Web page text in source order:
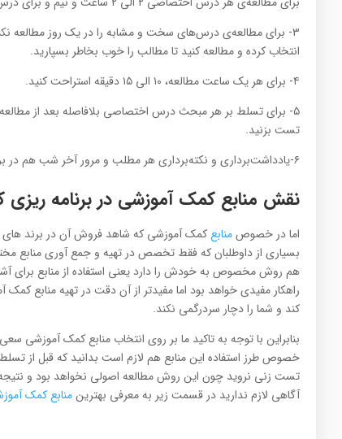
۳- برای مطالعه‌ی درس‌های سخت و مشابه را در یک روز مطالعه
انتخاب کرده و مطالعه کنید تا مطالب را خوب بخاطر بسپارید.
۴- برای هر یک ساعت مطالعه، ۱۰ الی ۱۵ دقیقه استراحت کنید.
تست بزنید.
۶-یادداشت‌برداری و نکته‌برداری هر مطلب و مرور آخر شب هم در برنامه خود بگنجانید.
نقش منابع کمک آموزشی در برنامه ریزی
اما در خصوصمنابعکمک آموزشی که شاهد فروش آن در برند
بسیاری از داوطلبان که فقط تخصص در تهیه و جمع آوری منابع
هم روش مخصوص به خودش را دارد یعنی استفاده از منابع برای
راهکار مفیدی خواهد بود اما مفیدتر از آن دقت در تهیه منابع
کند و شما را دچار سردرگمی نکند.
بنابراین با توجه به تاکید ما بر روی انتخاب منابع کمک آموزشی سعی
خصوص طرز استفاده این منابع هم لازم است بدانید که قبل از
تست زنی نروید چون این روش مطالعه اصولی نخواهد بود و
آگاهی لازم ندارید در قسمت زیر به معرفی بهترینمنابع کمک